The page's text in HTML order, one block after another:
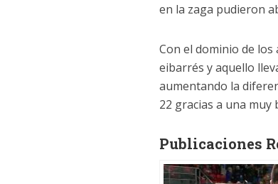
en la zaga pudieron
Con el dominio de
eibarrés y aquello
aumentando la
22 gracias a una
Publicaciones